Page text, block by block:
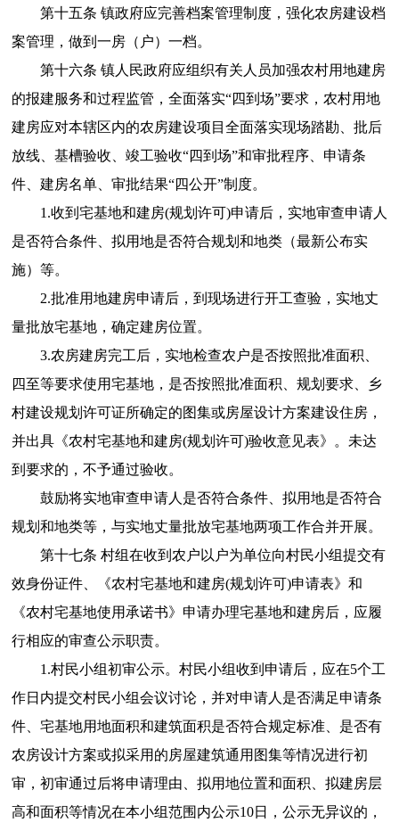
第十五条 镇政府应完善档案管理制度，强化农房建设档
案管理，做到一房（户）一档。
第十六条 镇人民政府应组织有关人员加强农村用地建房
的报建服务和过程监管，全面落实“四到场”要求，农村用地
建房应对本辖区内的农房建设项目全面落实现场踏勘、批后
放线、基槽验收、竣工验收“四到场”和审批程序、申请条
件、建房名单、审批结果“四公开”制度。
1.收到宅基地和建房(规划许可)申请后，实地审查申请人
是否符合条件、拟用地是否符合规划和地类（最新公布实
施）等。
2.批准用地建房申请后，到现场进行开工查验，实地丈
量批放宅基地，确定建房位置。
3.农房建房完工后，实地检查农户是否按照批准面积、
四至等要求使用宅基地，是否按照批准面积、规划要求、乡
村建设规划许可证所确定的图集或房屋设计方案建设住房，
并出具《农村宅基地和建房(规划许可)验收意见表》。未达
到要求的，不予通过验收。
鼓励将实地审查申请人是否符合条件、拟用地是否符合
规划和地类等，与实地丈量批放宅基地两项工作合并开展。
第十七条 村组在收到农户以户为单位向村民小组提交有
效身份证件、《农村宅基地和建房(规划许可)申请表》和
《农村宅基地使用承诺书》申请办理宅基地和建房后，应履
行相应的审查公示职责。
1.村民小组初审公示。村民小组收到申请后，应在5个工
作日内提交村民小组会议讨论，并对申请人是否满足申请条
件、宅基地用地面积和建筑面积是否符合规定标准、是否有
农房设计方案或拟采用的房屋建筑通用图集等情况进行初
审，初审通过后将申请理由、拟用地位置和面积、拟建房层
高和面积等情况在本小组范围内公示10日，公示无异议的，